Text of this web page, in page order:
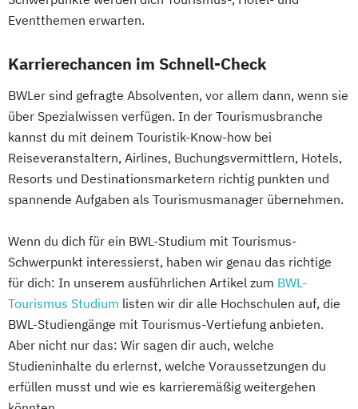
Eventthemen erwarten.
Karrierechancen im Schnell-Check
BWLer sind gefragte Absolventen, vor allem dann, wenn sie
über Spezialwissen verfügen. In der Tourismusbranche
kannst du mit deinem Touristik-Know-how bei
Reiseveranstaltern, Airlines, Buchungsvermittlern, Hotels,
Resorts und Destinationsmarketern richtig punkten und
spannende Aufgaben als Tourismusmanager übernehmen.
Wenn du dich für ein BWL-Studium mit Tourismus-
Schwerpunkt interessierst, haben wir genau das richtige
für dich: In unserem ausführlichen Artikel zum BWL-
Tourismus Studium listen wir dir alle Hochschulen auf, die
BWL-Studiengänge mit Tourismus-Vertiefung anbieten.
Aber nicht nur das: Wir sagen dir auch, welche
Studieninhalte du erlernst, welche Voraussetzungen du
erfüllen musst und wie es karrieremäßig weitergehen